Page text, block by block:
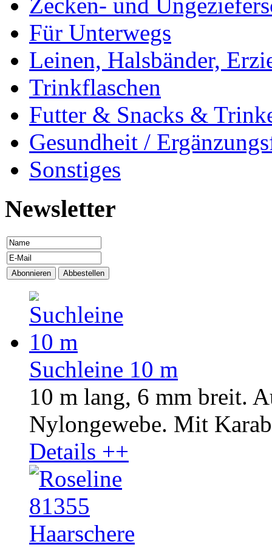
Zecken- und
Für Unterwegs
Leinen, Halsbänder,
Trinkflaschen
Futter & Snacks &
Gesundheit /
Sonstiges
Newsletter
Suchleine 10 m
10 m lang, 6 mm breit.
Nylongewebe. Mit
Details ++